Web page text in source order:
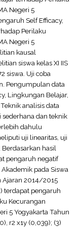
Negeri 5
Self Efficacy,
Perilaku
Negeri 5
kausal
siswa kelas XI IIS
siswa. Uji coba
Pengumpulan data
Lingkungan Belajar,
analisis data
dan teknik
dahulu
uji linearitas, uji
hasil
pengaruh negatif
pada Siswa
Ajaran 2014/2015
terdapat pengaruh
Kecurangan
5 Yogyakarta Tahun
r2 x1y (0,039); (3)